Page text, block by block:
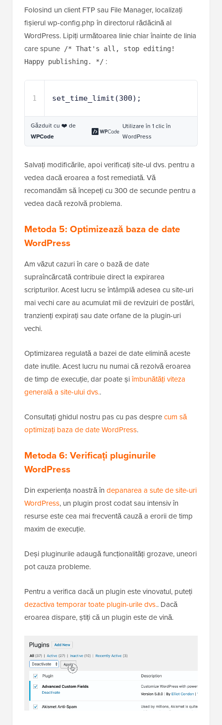
Folosind un client FTP sau File Manager, localizați
fișierul wp-config.php în directorul rădăcină al
WordPress. Lipiți următoarea linie chiar înainte de linia
care spune /* That's all, stop editing!
Happy publishing. */ :
1 set_time_limit(300);
Găzduit cu ❤️ de
WPCode
Utilizare în 1 clic în
WordPress
Salvați modificările, apoi verificați site-ul dvs. pentru a
vedea dacă eroarea a fost remediată. Vă
recomandăm să începeți cu 300 de secunde pentru a
vedea dacă rezolvă problema.
Metoda 5: Optimizează baza de date
WordPress
Am văzut cazuri în care o bază de date
supraîncărcată contribuie direct la expirarea
scripturilor. Acest lucru se întâmplă adesea cu site-uri
mai vechi care au acumulat mii de revizuiri de postări,
tranzienți expirați sau date orfane de la plugin-uri
vechi.
Optimizarea regulată a bazei de date elimină aceste
date inutile. Acest lucru nu numai că rezolvă eroarea
de timp de execuție, dar poate șiîmbunătăți viteza
generală a site-ului dvs..
Consultați ghidul nostru pas cu pas desprecum să
optimizați baza de date WordPress.
Metoda 6: Verificați pluginurile
WordPress
Din experiența noastră în depanarea a sute de site-uri
WordPress, un plugin prost codat sau intensiv în
resurse este cea mai frecventă cauză a erorii de timp
maxim de execuție.
Deși pluginurile adaugă funcționalități grozave, uneori
pot cauza probleme.
Pentru a verifica dacă un plugin este vinovatul, puteți
dezactiva temporar toate plugin-urile dvs.. Dacă
eroarea dispare, știți că un plugin este de vină.